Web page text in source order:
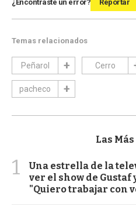
¿Encontraste un error? Reportar
Temas relacionados
Peñarol Cerro
pacheco
Las
1
Una estrella de la
ver el show de
"Quiero trabajar con